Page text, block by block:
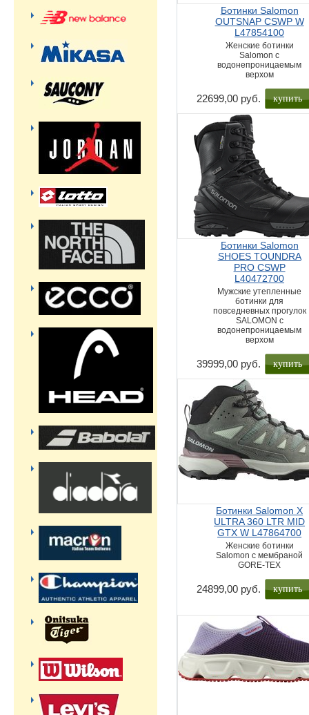
Ботинки Salomon
OUTSNAP CSWP W
L47854100
Женские ботинки
Salomon с
водонепроницаемым
верхом
22699,00 руб. купить
Ботинки Salomon
SHOES TOUNDRA
PRO CSWP
L40472700
Мужские утепленные
ботинки для
повседневных прогулок
SALOMON с
водонепроницаемым
верхом
39999,00 руб. купить
Ботинки Salomon X
ULTRA 360 LTR MID
GTX W L47864700
Женские ботинки
Salomon с мембраной
GORE-TEX
24899,00 руб. купить